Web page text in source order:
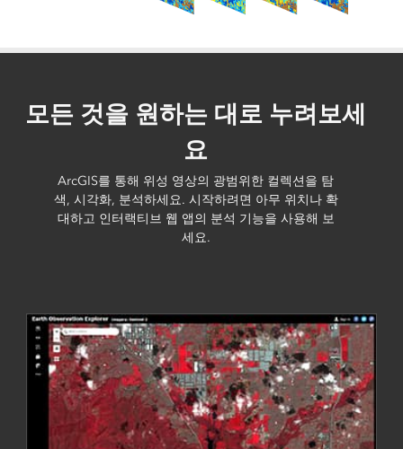
모든 것을 원하는 대로 누려보세
요
ArcGIS를 통해 위성 영상의 광범위한 컬렉션을 탐
색, 시각화, 분석하세요. 시작하려면 아무 위치나 확
대하고 인터랙티브 웹 앱의 분석 기능을 사용해 보
세요.